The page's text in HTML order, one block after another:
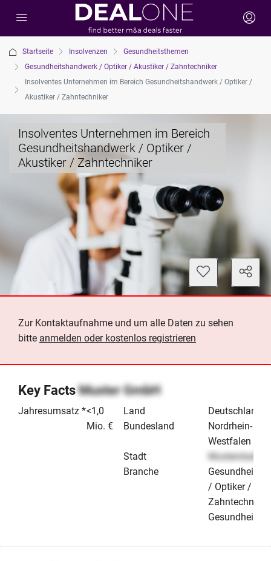
Startseite Insolvenzen
Gesundheitsthemen
Gesundheitshandwerk / Optiker / Akustiker / Zahntechniker
Insolventes Unternehmen im Bereich Gesundheitshandwerk / Optiker /
Akustiker / Zahntechniker
Insolventes Unternehmen im Bereich
Gesundheitshandwerk / Optiker /
Akustiker / Zahntechniker
Zur Kontaktaufnahme und um alle Daten zu sehen
bitte anmelden oder kostenlos registrieren
Key FactsMuster GmbH
Jahresumsatz *<1,0
Mio. €
Land
Deutschland
Bundesland
Nordrhein-
Westfalen
Stadt
Musterstadt
Branche
/ Optiker /
Zahntechniker